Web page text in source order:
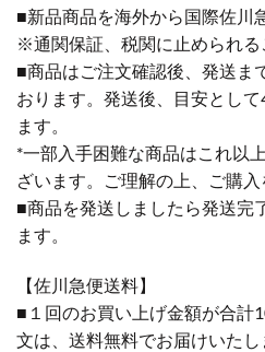
■新品商品を海外から国際佐川
※通関保証、税関に止められる
■商品はご注文確認後、発送ま
おります。発送後、目安とし
ます。
*一部入手困難な商品はこれ以
ざいます。ご理解の上、ご購入
■商品を発送しましたら発送完
ます。
【佐川急便送料】
■１回のお買い上げ金額が合計
文は、送料無料でお届けいたし